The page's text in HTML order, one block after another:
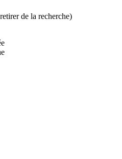
de la recherche)